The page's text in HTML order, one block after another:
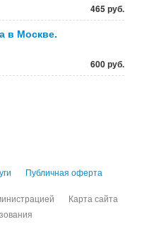
465 руб.
в Москве.
600 руб.
Публичная оферта
Карта сайта